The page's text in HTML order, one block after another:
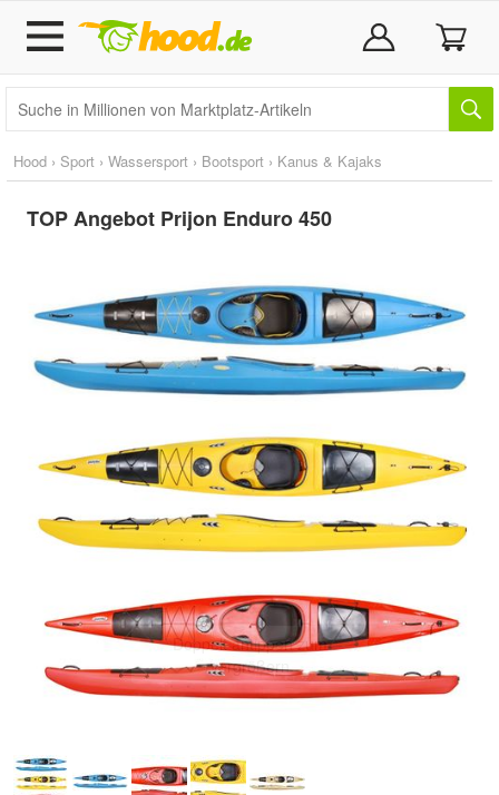
Hood › Sport › Wassersport › Bootsport › Kanus & Kajaks
TOP Angebot Prijon Enduro 450
Doppelt antippen zum
vergrößern